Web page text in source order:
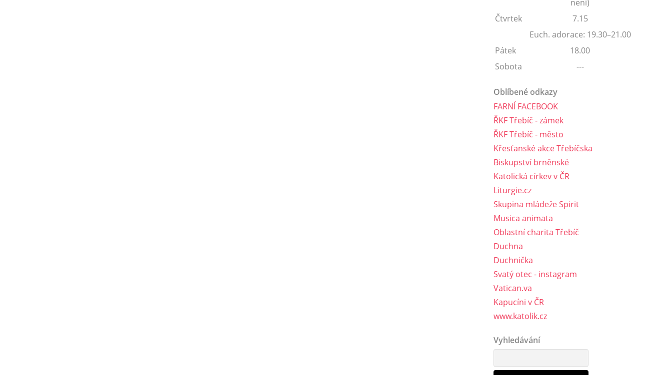
není)
Čtvrtek
7.15
Euch. adorace: 19.30–21.00
Pátek
18.00
Sobota
---
Oblíbené odkazy
FARNÍ FACEBOOK
ŘKF Třebíč - zámek
ŘKF Třebíč - město
Křesťanské akce Třebíčska
Biskupství brněnské
Katolická církev v ČR
Liturgie.cz
Skupina mládeže Spirit
Musica animata
Oblastní charita Třebíč
Duchna
Duchnička
Svatý otec - instagram
Vatican.va
Kapucíni v ČR
www.katolik.cz
Vyhledávání